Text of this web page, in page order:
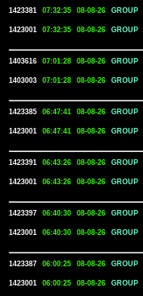
1423381 07:32:35 08-08-26 GROUP
1423001
07:32:35 08-08-26 GROUP
1403616 07:01:28 08-08-26 GROUP
1403003
07:01:28 08-08-26 GROUP
1423385 06:47:41 08-08-26 GROUP
1423001
06:47:41 08-08-26 GROUP
1423391 06:43:26 08-08-26 GROUP
1423001
06:43:26 08-08-26 GROUP
1423397 06:40:30 08-08-26 GROUP
1423001
06:40:30 08-08-26 GROUP
1423387 06:00:25 08-08-26 GROUP
1423001
06:00:25 08-08-26 GROUP